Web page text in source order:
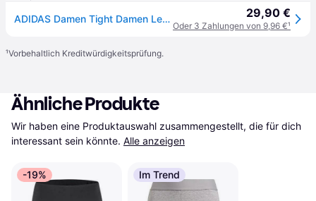
ADIDAS Damen Tight Damen Leggings Essentials High-Waisted 29,90 €
Oder 3 Zahlungen von 9,96 €¹
¹Vorbehaltlich Kreditwürdigkeitsprüfung.
Ähnliche Produkte
Wir haben eine Produktauswahl zusammengestellt, die für dich
interessant sein könnte. Alle anzeigen
-19% Im Trend